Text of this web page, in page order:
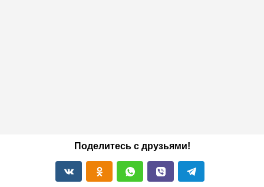
Поделитесь с друзьями!